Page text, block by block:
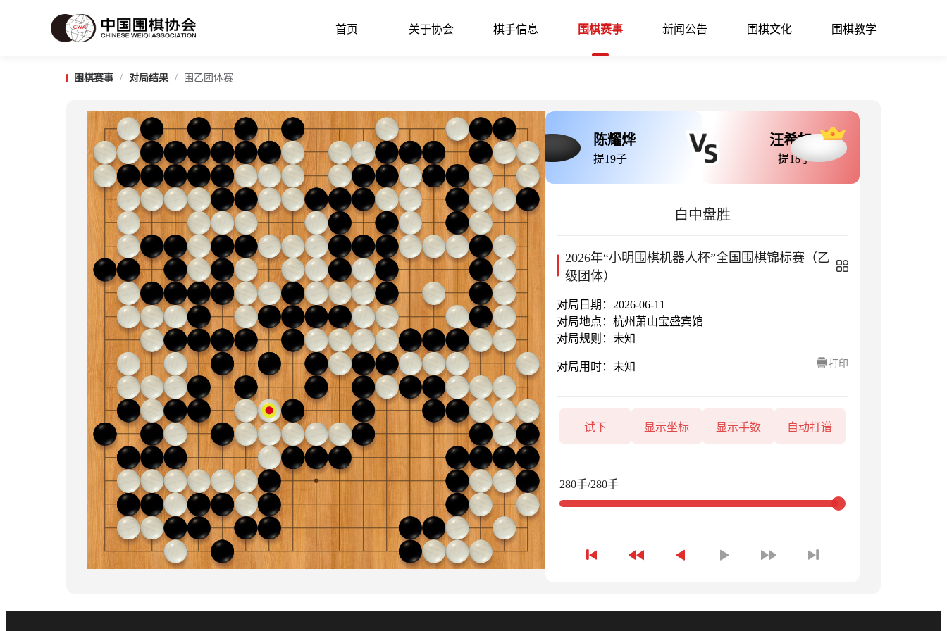
首页 关于协会 棋手信息 围棋赛事 新闻公告 围棋文化 围棋教学
围棋赛事 / 对局结果 / 围乙团体赛
陈耀烨
提19子
汪希如
提18子
白中盘胜
2026年“小明围棋机器人杯”全国围棋锦标赛（乙
级团体）
对局日期：2026-06-11
对局地点：杭州萧山宝盛宾馆
对局规则：未知
对局用时：未知 打印
试下 显示坐标 显示手数 自动打谱
280手/280手